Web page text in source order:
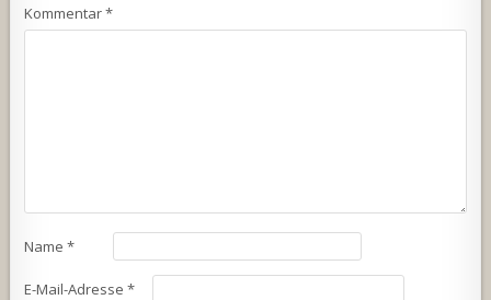
Kommentar*
Name*
E-Mail-Adresse*